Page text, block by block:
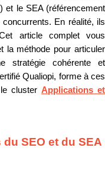
et le SEA (référencement
En réalité, ils
article complet vous
la méthode pour articuler
stratégie cohérente et
Qualiopi, forme à ces
le clusterApplications et
SEO et du SEA